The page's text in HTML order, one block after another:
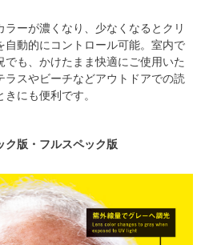
ーが濃くなり、少なくなるとクリ
自動的にコントロール可能。室内で
でも、かけたまま快適にご使用いた
ラスやビーチなどアウトドアでの読
にも便利です。
ク版・フルスペック版